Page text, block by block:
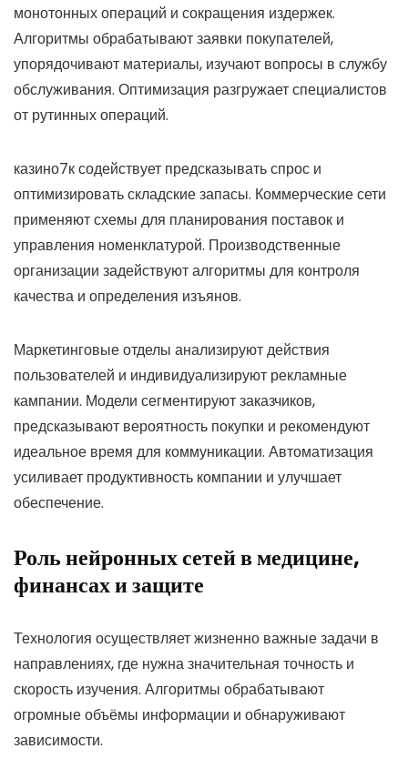
монотонных операций и сокращения издержек.
Алгоритмы обрабатывают заявки покупателей,
упорядочивают материалы, изучают вопросы в службу
обслуживания. Оптимизация разгружает специалистов
от рутинных операций.
казино7к содействует предсказывать спрос и
оптимизировать складские запасы. Коммерческие сети
применяют схемы для планирования поставок и
управления номенклатурой. Производственные
организации задействуют алгоритмы для контроля
качества и определения изъянов.
Маркетинговые отделы анализируют действия
пользователей и индивидуализируют рекламные
кампании. Модели сегментируют заказчиков,
предсказывают вероятность покупки и рекомендуют
идеальное время для коммуникации. Автоматизация
усиливает продуктивность компании и улучшает
обеспечение.
Роль нейронных сетей в медицине,
финансах и защите
Технология осуществляет жизненно важные задачи в
направлениях, где нужна значительная точность и
скорость изучения. Алгоритмы обрабатывают
огромные объёмы информации и обнаруживают
зависимости.